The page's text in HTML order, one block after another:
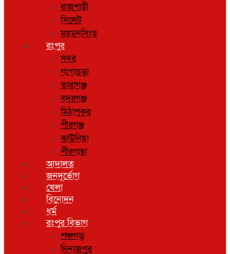
রাজশাহী
সিলেট
ময়মনসিংহ
রংপুর
সদর
গংগাচড়া
তারাগঞ্জ
বদরগঞ্জ
মিঠাপুকুর
পীরগঞ্জ
কাউনিয়া
পীরগাছা
আদালত
জনদূর্ভোগ
খেলা
বিনোদন
ধর্ম
রংপুর বিভাগ
পঞ্চগড়
দিনাজপুর